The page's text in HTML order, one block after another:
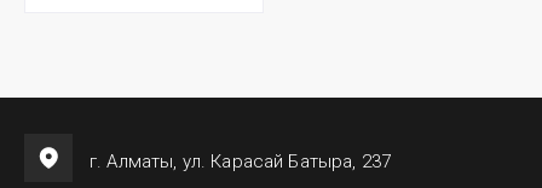
г. Алматы, ул. Карасай Батыра, 237